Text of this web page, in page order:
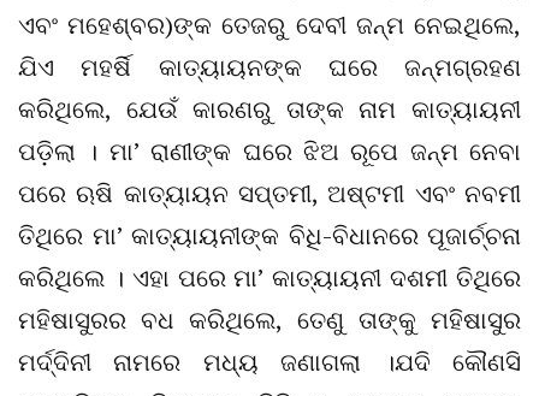
ଏବଂ ମହେଶ୍ବର)ଙ୍କ ତେଜରୁ ଦେବୀ ଜନ୍ମ ନେଇଥିଲେ,
ଯିଏ ମହର୍ଷି କାତ୍ୟାୟନଙ୍କ ଘରେ ଜନ୍ମଗ୍ରହଣ
କରିଥିଲେ, ଯେଉଁ କାରଣରୁ ତାଙ୍କ ନାମ କାତ୍ୟାୟନୀ
ପଡ଼ିଲା । ମା’ ରାଣୀଙ୍କ ଘରେ ଝିଅ ରୂପେ ଜନ୍ମ ନେବା
ପରେ ଋଷି କାତ୍ୟାୟନ ସପ୍ତମୀ, ଅଷ୍ଟମୀ ଏବଂ ନବମୀ
ତିଥିରେ ମା’ କାତ୍ୟାୟନୀଙ୍କ ବିଧି-ବିଧାନରେ ପୂଜାର୍ଚ୍ଚନା
କରିଥିଲେ । ଏହା ପରେ ମା’ କାତ୍ୟାୟନୀ ଦଶମୀ ତିଥିରେ
ମହିଷାସୁରର ବଧ କରିଥିଲେ, ତେଣୁ ତାଙ୍କୁ ମହିଷାସୁର
ମର୍ଦ୍ଦିନୀ ନାମରେ ମଧ୍ୟ ଜଣାଗଲା ।ଯଦି କୌଣସି